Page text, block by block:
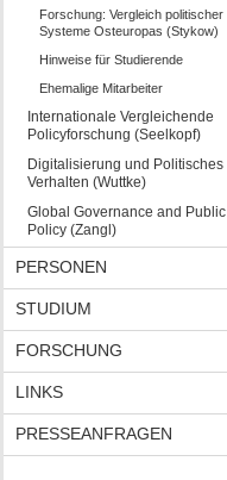
Forschung: Vergleich politischer
Systeme Osteuropas (Stykow)
Hinweise für Studierende
Ehemalige Mitarbeiter
Internationale Vergleichende
Policyforschung (Seelkopf)
Digitalisierung und Politisches
Verhalten (Wuttke)
Global Governance and Public
Policy (Zangl)
PERSONEN
STUDIUM
FORSCHUNG
LINKS
PRESSEANFRAGEN